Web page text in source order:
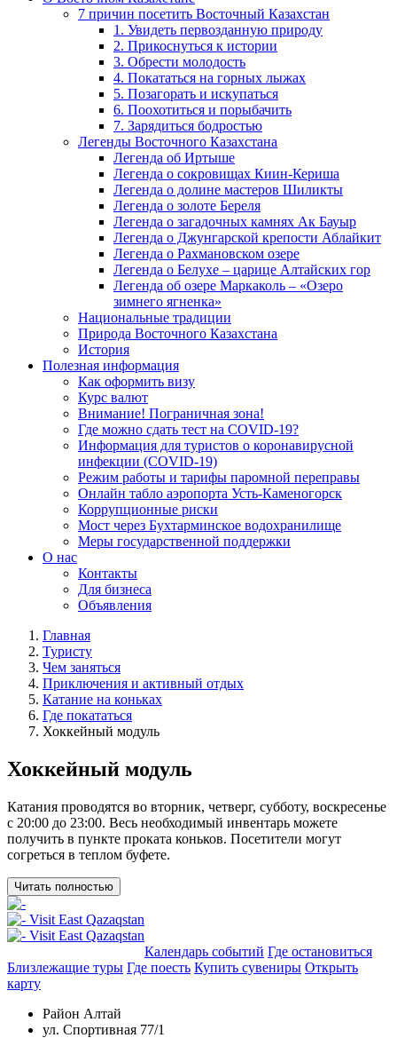
7 причин посетить Восточный Казахстан
1. Увидеть первозданную природу
2. Прикоснуться к истории
3. Обрести молодость
4. Покататься на горных лыжах
5. Позагорать и искупаться
6. Поохотиться и порыбачить
7. Зарядиться бодростью
Легенды Восточного Казахстана
Легенда об Иртыше
Легенда о сокровищах Киин-Кериша
Легенда о долине мастеров Шиликты
Легенда о золоте Береля
Легенда о загадочных камнях Ак Бауыр
Легенда о Джунгарской крепости Аблайкит
Легенда о Рахмановском озере
Легенда о Белухе – царице Алтайских гор
Легенда об озере Маркаколь – «Озеро
зимнего ягненка»
Национальные традиции
Природа Восточного Казахстана
История
Полезная информация
Как оформить визу
Курс валют
Внимание! Пограничная зона!
Где можно сдать тест на COVID-19?
Информация для туристов о коронавирусной
инфекции (COVID-19)
Режим работы и тарифы паромной переправы
Онлайн табло аэропорта Усть-Каменогорск
Коррупционные риски
Мост через Бухтарминское водохранилище
Меры государственной поддержки
О нас
Контакты
Для бизнеса
Объявления
Главная
Туристу
Чем заняться
Приключения и активный отдых
Катание на коньках
Где покататься
Хоккейный модуль
Хоккейный модуль
Катания проводятся во вторник, четверг, субботу, воскресенье
с 20:00 до 23:00. Весь необходимый инвентарь можете
получить в пункте проката коньков. Посетители могут
согреться в теплом буфете.
Читать полностью
Календарь событий Где остановиться
Близлежащие туры Где поесть Купить сувениры Открыть
карту
Район Алтай
ул. Спортивная 77/1